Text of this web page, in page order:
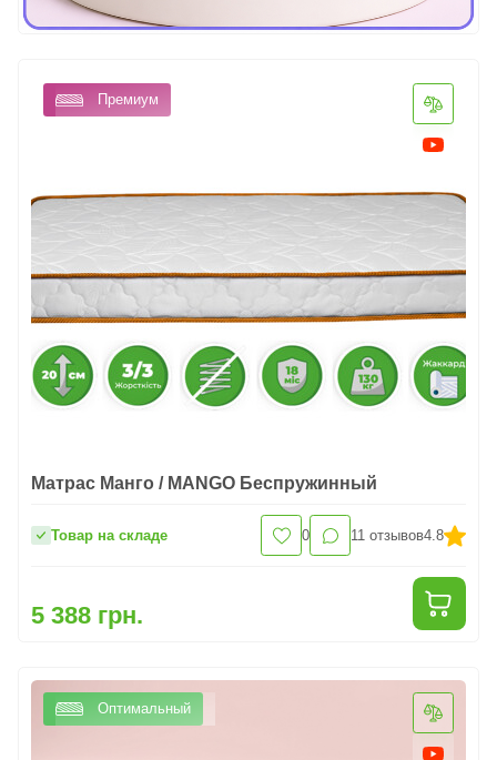
Премиум
Матрас Манго / MANGO Беспружинный
Товар на складе 0 11отзывов4.8
5 388 грн.
Оптимальный